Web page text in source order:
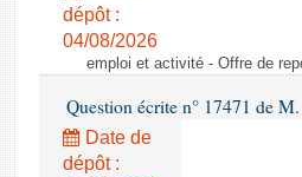
dépôt :
04/08/2026
emploi et activité - Offre de
Question écrite n° 17471 de
Date de
dépôt :